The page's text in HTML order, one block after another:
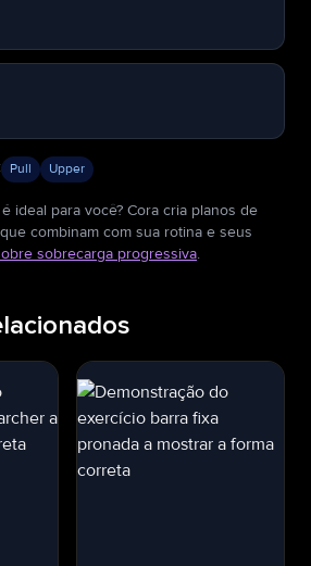
: Pull Upper
ideal para você? Cora cria planos de
combinam com sua rotina e seus
sobrecarga progressiva.